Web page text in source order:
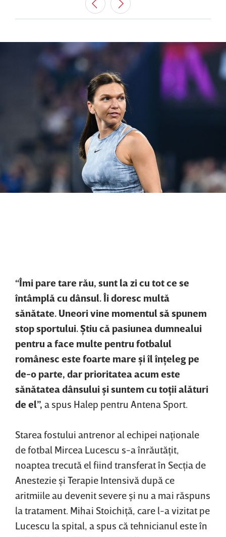
“Îmi pare tare rău, sunt la zi cu tot ce se
întâmplă cu dânsul. Îi doresc multă
sănătate. Uneori vine momentul să spunem
stop sportului. Ştiu că pasiunea dumnealui
pentru a face multe pentru fotbalul
românesc este foarte mare şi îl înţeleg pe
de-o parte, dar prioritatea acum este
sănătatea dânsului şi suntem cu toţii alături
de el”, a spus Halep pentru Antena Sport.
Starea fostului antrenor al echipei naţionale
de fotbal Mircea Lucescu s-a înrăutăţit,
noaptea trecută el fiind transferat în Secţia de
Anestezie şi Terapie Intensivă după ce
aritmiile au devenit severe şi nu a mai răspuns
la tratament. Mihai Stoichiţă, care l-a vizitat pe
Lucescu la spital, a spus că tehnicianul este în